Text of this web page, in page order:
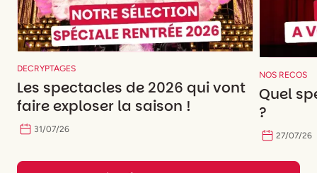
DECRYPTAGES
Les spectacles de 2026 qui vont
faire exploser la saison !
31/07/26
NOS RECOS
Quel
?
27/07/26